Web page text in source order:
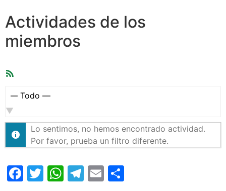
Actividades de los
miembros
Mostrar:
Lo sentimos, no hemos encontrado actividad.
Por favor, prueba un filtro diferente.
Facebook
Twitter
WhatsApp
Telegram
Email